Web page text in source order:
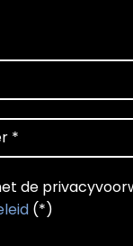
de
(*)